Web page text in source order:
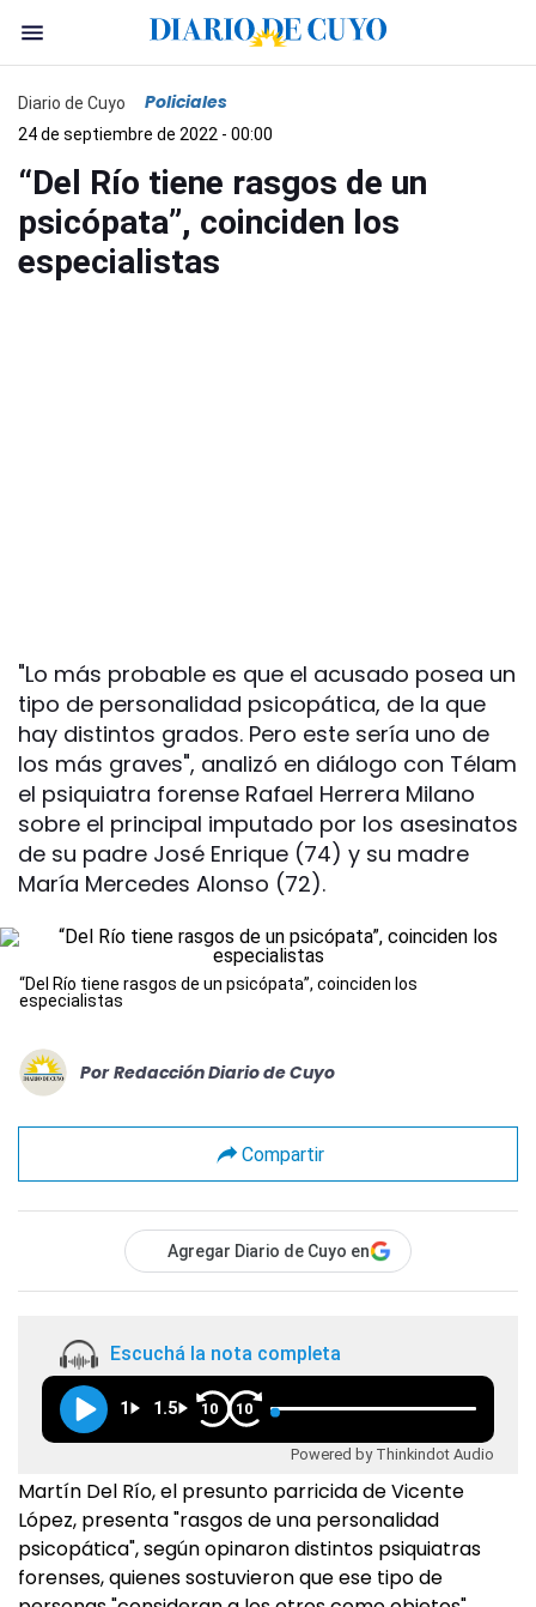
Diario de Cuyo Policiales
24 de septiembre de 2022 - 00:00
“Del Río tiene rasgos de un
psicópata”, coinciden los
especialistas
"Lo más probable es que el acusado posea un
tipo de personalidad psicopática, de la que
hay distintos grados. Pero este sería uno de
los más graves", analizó en diálogo con Télam
el psiquiatra forense Rafael Herrera Milano
sobre el principal imputado por los asesinatos
de su padre José Enrique (74) y su madre
María Mercedes Alonso (72).
“Del Río tiene rasgos de un psicópata”, coinciden los
especialistas
Por Redacción Diario de Cuyo
Compartir
Agregar Diario de Cuyo en
Escuchá la nota completa
1 1.5 10 10
Powered by Thinkindot Audio
Martín Del Río, el presunto parricida de Vicente
López, presenta "rasgos de una personalidad
psicopática", según opinaron distintos psiquiatras
forenses, quienes sostuvieron que ese tipo de